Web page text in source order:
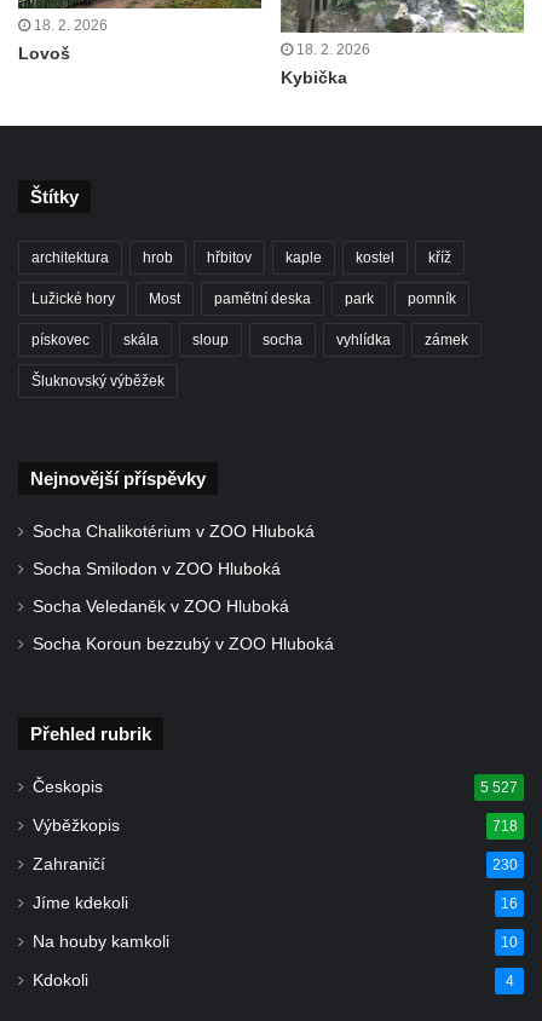
Rozhledna Erbenova vyhlídka v Ústí nad
Czorneboh – polorozhledna
Cimrmanova nejnižší rozhledna na světě v
Rozhledna Prinz-Friedrich-August-Turm
Rozhledna na hradě Oybin
Frotzelova rozhledna u Ejmovy chaty na
Stříbrníku
Rozhledna Tanečnice
Rozhledna Weifberg
Rozhledna Krásno (Schönfeld)
Rozhledna Na Stráži (Sloup v Čechách)
Rozhledna Diana v Karlových Varech
Rozhledna Vlčí hora
18. 2. 2026
Lovoš 18. 2. 2026
Kybička
Štítky
architektura hrob hřbitov kaple kostel kříž
Lužické hory Most pamětní deska park pomník
pískovec skála sloup socha vyhlídka zámek
Šluknovský výběžek
Nejnovější příspěvky
Socha Chalikotérium v ZOO Hluboká
Socha Smilodon v ZOO Hluboká
Socha Veledaněk v ZOO Hluboká
Socha Koroun bezzubý v ZOO Hluboká
Přehled rubrik
Českopis 5 527
Výběžkopis 718
Zahraničí 230
Jíme kdekoli 16
Na houby kamkoli 10
Kdokoli 4